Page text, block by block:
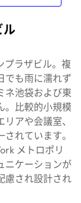
ル
プラザビル。複
でも雨に濡れず
ネ池袋および東
。比較的小規模
アや会議室、
れています。
メトロポリ
ニケーションが
慮され設計され